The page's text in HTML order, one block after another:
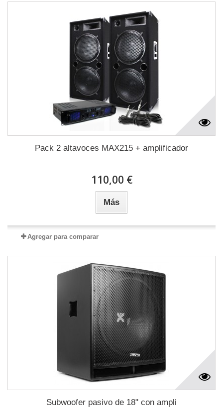
Pack 2 altavoces MAX215 + amplificador
110,00 €
Más
Agregar para comparar
Subwoofer pasivo de 18" con ampli